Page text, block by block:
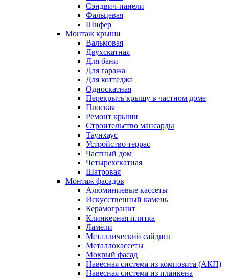
Сэндвич-панели
Фальцевая
Шифер
Монтаж крыши
Вальмовая
Двухскатная
Для бани
Для гаража
Для коттеджа
Односкатная
Перекрыть крышу в частном доме
Плоская
Ремонт крыши
Строительство мансарды
Таунхаус
Устройство террас
Частный дом
Четырехскатная
Шатровая
Монтаж фасадов
Алюминиевые кассеты
Искусственный камень
Керамогранит
Клинкерная плитка
Ламели
Металлический сайдинг
Металлокассеты
Мокрый фасад
Навесная система из композита (АКП)
Навесная система из планкена